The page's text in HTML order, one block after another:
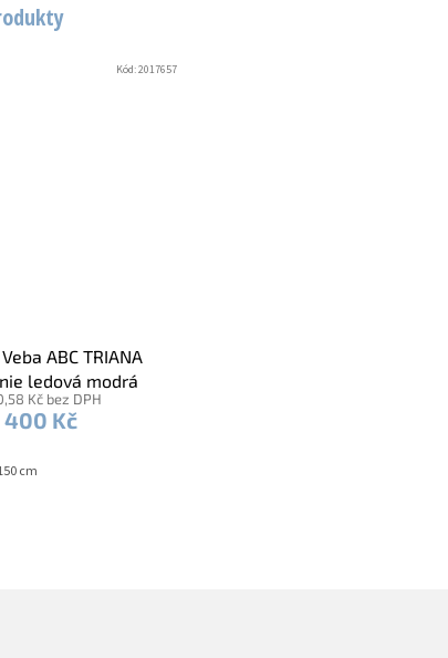
ABC TRIANA
ledová modrá
Kč bez DPH
400 Kč
cm
Kód:2017657